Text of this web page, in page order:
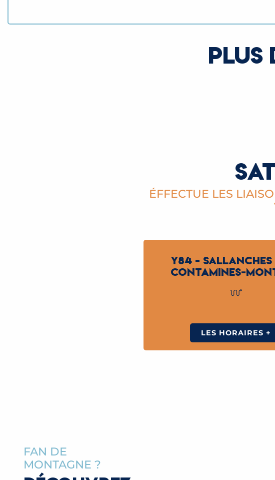
PLUS
SE DÉPLACER À SAINT-GERVAIS
ÉFFECTUE LES
Y84 - SALLANCHES
CONTAMINES-
LES HORAIRES +
FAN DE
MONTAGNE ?